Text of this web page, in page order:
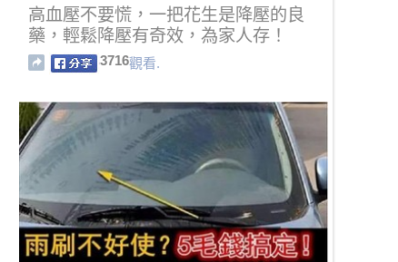
高血壓不要慌，一把花生是降壓的良
藥，輕鬆降壓有奇效，為家人存！
3716觀看.